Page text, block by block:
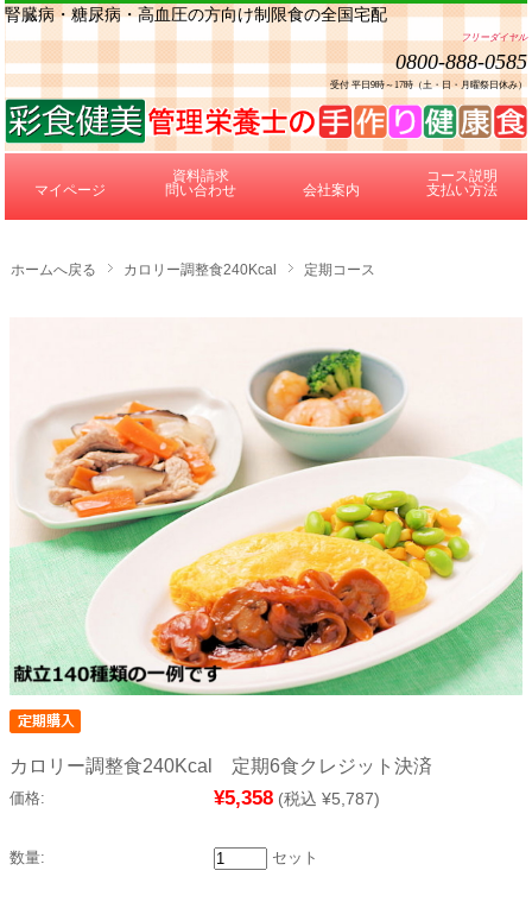
腎臓病・糖尿病・高血圧の方向け制限食の全国宅配
フリーダイヤル
0800-888-0585
受付 平日9時～17時（土・日・月曜祭日休み）
マイページ
資料請求
問い合わせ
会社案内
コース説明
支払い方法
ホームへ戻る カロリー調整食240Kcal 定期コース
カロリー調整食240Kcal 定期6食クレジット決済
価格: ¥5,358 (税込 ¥5,787)
数量: セット